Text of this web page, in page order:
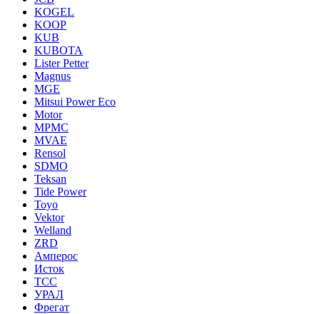
KOGEL
KOOP
KUB
KUBOTA
Lister Petter
Magnus
MGE
Mitsui Power Eco
Motor
MPMC
MVAE
Rensol
SDMO
Teksan
Tide Power
Toyo
Vektor
Welland
ZRD
Амперос
Исток
ТСС
УРАЛ
Фрегат